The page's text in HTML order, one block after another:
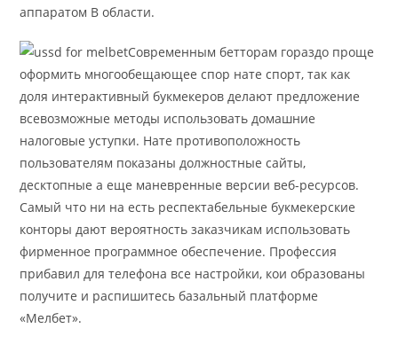
аппаратом В области.
Современным бетторам гораздо проще
оформить многообещающее спор нате спорт, так как
доля интерактивный букмекеров делают предложение
всевозможные методы использовать домашние
налоговые уступки. Нате противоположность
пользователям показаны должностные сайты,
десктопные а еще маневренные версии веб-ресурсов.
Самый что ни на есть респектабельные букмекерские
конторы дают вероятность заказчикам использовать
фирменное программное обеспечение. Профессия
прибавил для телефона все настройки, кои образованы
получите и распишитесь базальный платформе
«Мелбет».